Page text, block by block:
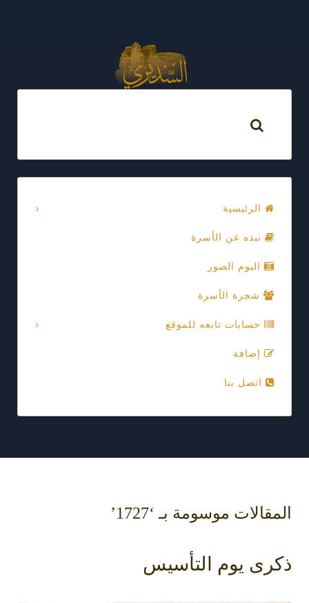
الرئيسية
نبذه عن الأسرة
البوم الصور
شجرة الأسرة
حسابات تابعه للموقع
إضافة
اتصل بنا
المقالات موسومة بـ ‘1727’
ذكرى يوم التأسيس